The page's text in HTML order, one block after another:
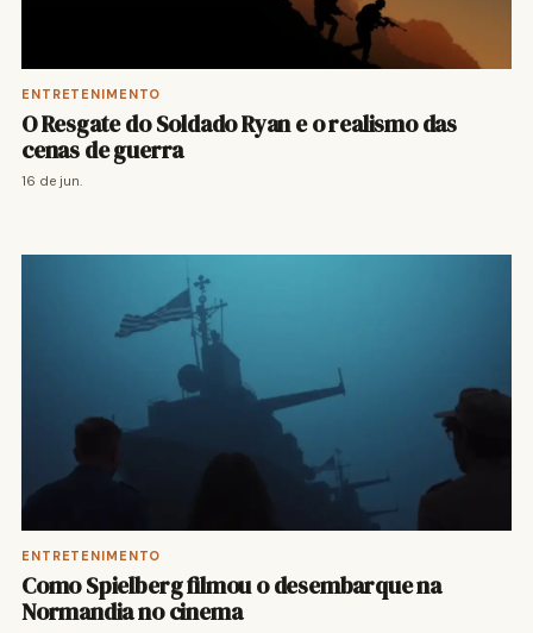
ENTRETENIMENTO
O Resgate do Soldado Ryan e o realismo das
cenas de guerra
16 de jun.
ENTRETENIMENTO
Como Spielberg filmou o desembarque na
Normandia no cinema